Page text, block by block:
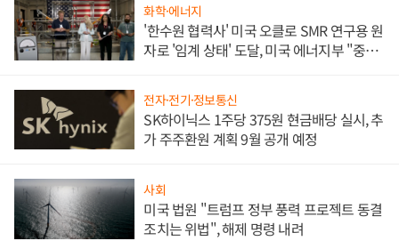
화학·에너지
'한수원 협력사' 미국 오클로 SMR 연구용 원
자로 '임계 상태' 도달, 미국 에너지부 "중요
전자·전기·정보통신
SK하이닉스 1주당 375원 현금배당 실시, 추
가 주주환원 계획 9월 공개 예정
사회
미국 법원 "트럼프 정부 풍력 프로젝트 동결
조치는 위법", 해제 명령 내려